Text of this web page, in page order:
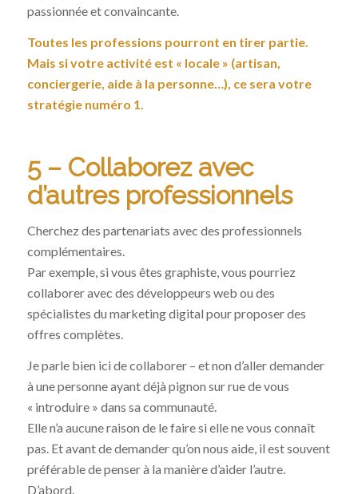
passionnée et convaincante.
Toutes les professions pourront en tirer partie.
Mais si votre activité est « locale » (artisan,
conciergerie, aide à la personne…), ce sera votre
stratégie numéro 1.
5 – Collaborez avec
d’autres professionnels
Cherchez des partenariats avec des professionnels
complémentaires.
Par exemple, si vous êtes graphiste, vous pourriez
collaborer avec des développeurs web ou des
spécialistes du marketing digital pour proposer des
offres complètes.
Je parle bien ici de collaborer – et non d’aller demander
à une personne ayant déjà pignon sur rue de vous
« introduire » dans sa communauté.
Elle n’a aucune raison de le faire si elle ne vous connaît
pas. Et avant de demander qu’on nous aide, il est souvent
préférable de penser à la manière d’aider l’autre.
D’abord.